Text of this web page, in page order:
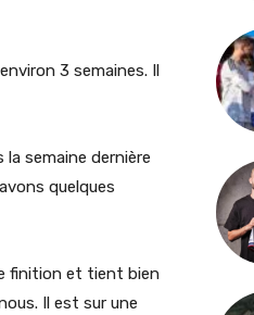
3 semaines. Il
semaine dernière
quelques
finition et tient bien
Il est sur une